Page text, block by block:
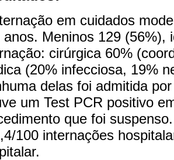
em cuidados
anos. Meninos 129 (56%),
cirúrgica 60%
(20% infecciosa, 19%
delas foi admitida
um Test PCR positivo
que foi
100 internações